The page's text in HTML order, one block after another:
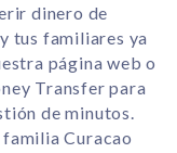
dinero de
tus familiares ya
página web o
Transfer para
de minutos.
Curacao